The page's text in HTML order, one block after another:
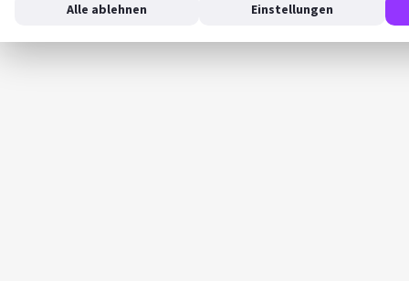
Alle ablehnen Einstellungen